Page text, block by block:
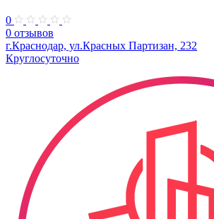
0
0 отзывов
г.Краснодар, ул.Красных Партизан, 232
Круглосуточно